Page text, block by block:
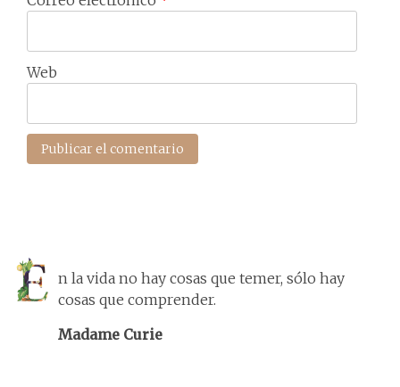
Web
n la vida no hay cosas que temer, sólo hay
cosas que comprender.
Madame Curie